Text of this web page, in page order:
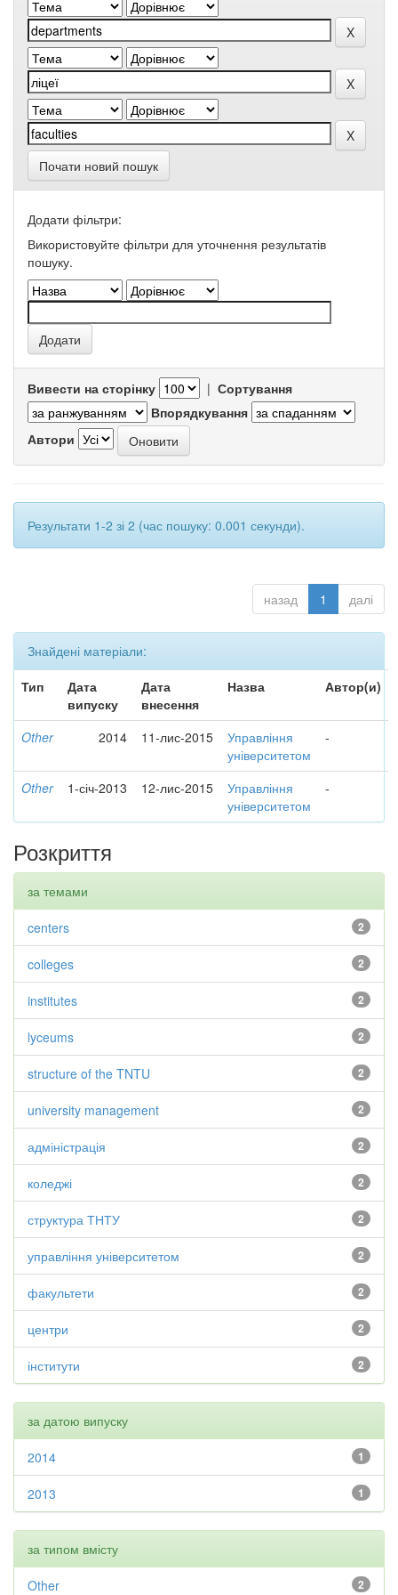
Почати новий пошук
Додати фільтри:
Використовуйте фільтри для уточнення результатів
пошуку.
Вивести на сторінку | Сортування
Впорядкування
Автори
Результати 1-2 зі 2 (час пошуку: 0.001 секунди).
назад 1 далі
Знайдені матеріали:
Тип
Дата
випуску
Дата
внесення
Назва Автор(и)
Other 2014 11-лис-2015
Управління
університетом
-
Other 1-січ-2013 12-лис-2015
Управління
університетом
-
Розкриття
за темами
2
centers
2
colleges
2
institutes
2
lyceums
2
structure of the TNTU
2
university management
2
адміністрація
2
коледжі
2
структура ТНТУ
2
управління університетом
2
факультети
2
центри
2
інститути
за датою випуску
1
2014
1
2013
за типом вмісту
2
Other